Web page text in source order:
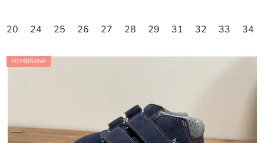
20 24 25 26 27 28 29 31 32 33 34
MEMBRÁNA